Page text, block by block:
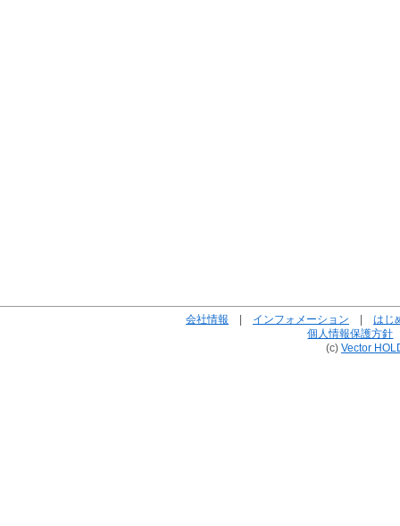
会社情報 | インフォメーション | はじ
個人情報保護方針
(c) Vector